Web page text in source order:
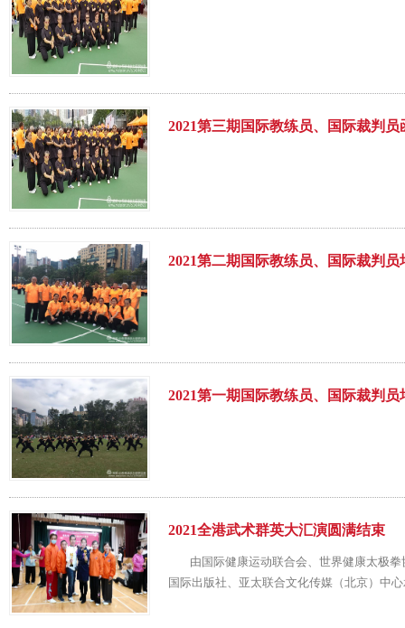
2021第三期国际教练员、国际裁判员
2021第二期国际教练员、国际裁判员
2021第一期国际教练员、国际裁判员
2021全港武术群英大汇演圆满结束
由国际健康运动联合会、世界健康太极拳
国际出版社、亚太联合文化传媒（北京）中